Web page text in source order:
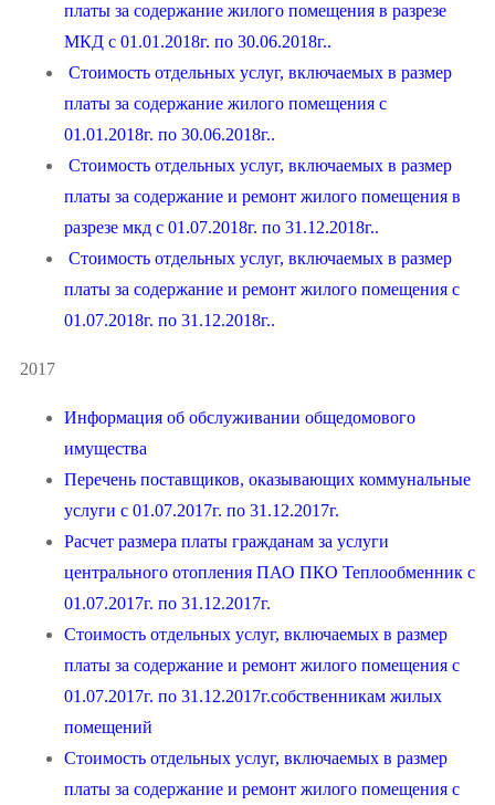
платы за содержание жилого помещения в разрезе
МКД с 01.01.2018г. по 30.06.2018г..
Стоимость отдельных услуг, включаемых в размер
платы за содержание жилого помещения с
01.01.2018г. по 30.06.2018г..
Стоимость отдельных услуг, включаемых в размер
платы за содержание и ремонт жилого помещения в
разрезе мкд с 01.07.2018г. по 31.12.2018г..
Стоимость отдельных услуг, включаемых в размер
платы за содержание и ремонт жилого помещения с
01.07.2018г. по 31.12.2018г..
2017
Информация об обслуживании общедомового
имущества
Перечень поставщиков, оказывающих коммунальные
услуги с 01.07.2017г. по 31.12.2017г.
Расчет размера платы гражданам за услуги
центрального отопления ПАО ПКО Теплообменник с
01.07.2017г. по 31.12.2017г.
Стоимость отдельных услуг, включаемых в размер
платы за содержание и ремонт жилого помещения с
01.07.2017г. по 31.12.2017г.собственникам жилых
помещений
Стоимость отдельных услуг, включаемых в размер
платы за содержание и ремонт жилого помещения с